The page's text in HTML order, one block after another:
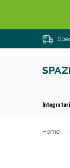
Home